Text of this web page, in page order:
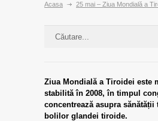
Acasa 25 mai – Ziua Mondială a
Ziua Mondială a Tiroidei este
stabilită în 2008, în timpul
concentrează asupra
bolilor glandei tiroide.